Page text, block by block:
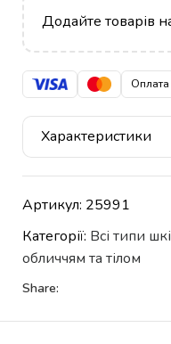
Додайте товарів
Характеристики
Артикул: 25991
Категорії: Всі типи
обличчям та тілом
Share: